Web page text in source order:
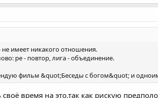
имеет никакого отношения.
ре - повтор, лига - объединение.
фильм &quot;Беседы с богом&quot; и
время на это,так как рискую